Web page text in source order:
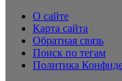
О сайте
Карта сайта
Обратная связь
Поиск по тегам
Политика